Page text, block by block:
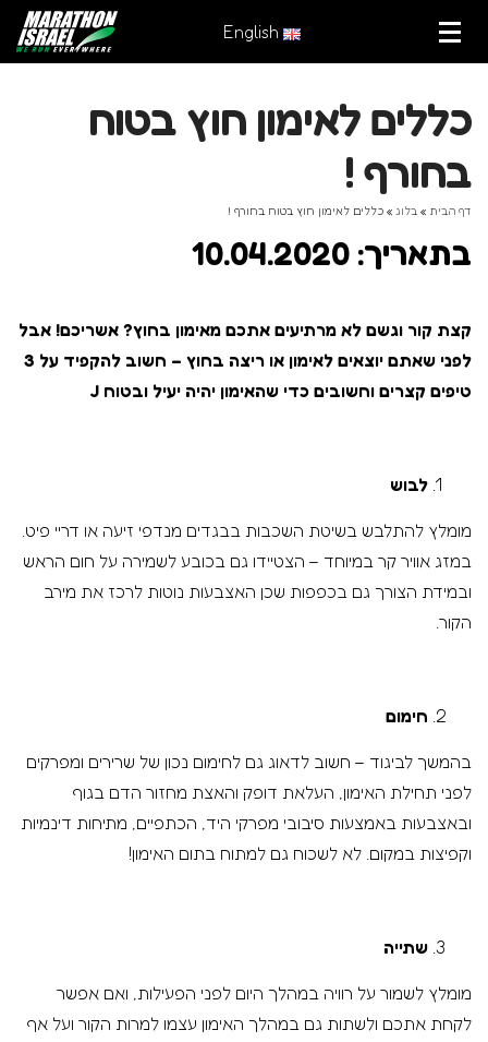
English
כללים לאימון חוץ בטוח
בחורף !
דף הבית » בלוג » כללים לאימון חוץ בטוח בחורף !
בתאריך: 10.04.2020
קצת קור וגשם לא מרתיעים אתכם מאימון בחוץ? אשריכם! אבל
לפני שאתם יוצאים לאימון או ריצה בחוץ – חשוב להקפיד על 3
טיפים קצרים וחשובים כדי שהאימון יהיה יעיל ובטוח J
לבוש
מומלץ להתלבש בשיטת השכבות בבגדים מנדפי זיעה או דריי פיט.
במזג אוויר קר במיוחד – הצטיידו גם בכובע לשמירה על חום הראש
ובמידת הצורך גם בכפפות שכן האצבעות נוטות לרכז את מירב
הקור.
חימום
בהמשך לביגוד – חשוב לדאוג גם לחימום נכון של שרירים ומפרקים
לפני תחילת האימון, העלאת דופק והאצת מחזור הדם בגוף
ובאצבעות באמצעות סיבובי מפרקי היד, הכתפיים, מתיחות דינמיות
וקפיצות במקום. לא לשכוח גם למתוח בתום האימון!
שתייה
מומלץ לשמור על רוויה במהלך היום לפני הפעילות, ואם אפשר
לקחת אתכם ולשתות גם במהלך האימון עצמו למרות הקור ועל אף